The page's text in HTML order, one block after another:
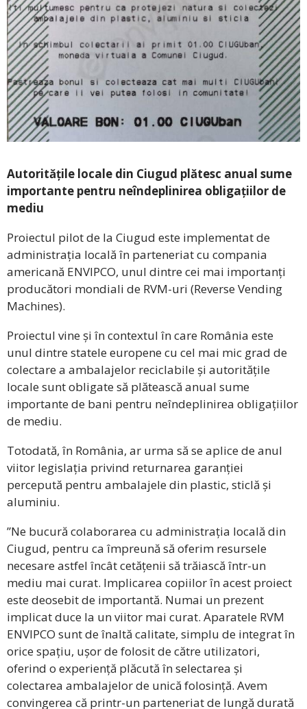
Autoritățile locale din Ciugud plătesc anual sume
importante pentru neîndeplinirea obligațiilor de
mediu
Proiectul pilot de la Ciugud este implementat de
administrația locală în parteneriat cu compania
americană ENVIPCO, unul dintre cei mai importanți
producători mondiali de RVM-uri (Reverse Vending
Machines).
Proiectul vine și în contextul în care România este
unul dintre statele europene cu cel mai mic grad de
colectare a ambalajelor reciclabile și autoritățile
locale sunt obligate să plătească anual sume
importante de bani pentru neîndeplinirea obligațiilor
de mediu.
Totodată, în România, ar urma să se aplice de anul
viitor legislația privind returnarea garanției
percepută pentru ambalajele din plastic, sticlă și
aluminiu.
”Ne bucură colaborarea cu administrația locală din
Ciugud, pentru ca împreună să oferim resursele
necesare astfel încât cetățenii să trăiască într-un
mediu mai curat. Implicarea copiilor în acest proiect
este deosebit de importantă. Numai un prezent
implicat duce la un viitor mai curat. Aparatele RVM
ENVIPCO sunt de înaltă calitate, simplu de integrat în
orice spațiu, ușor de folosit de către utilizatori,
oferind o experiență plăcută în selectarea și
colectarea ambalajelor de unică folosință. Avem
convingerea că printr-un parteneriat de lungă durată